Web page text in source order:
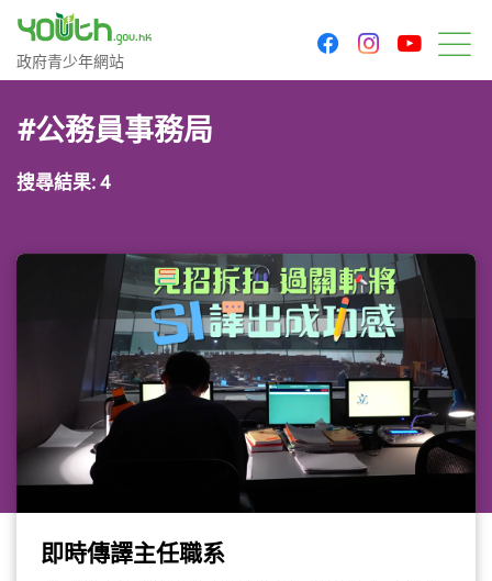
政府青少年網站
政府青少年網站
facebookinstagram
#公務員事務局
搜尋結果: 4
即時傳譯主任職系